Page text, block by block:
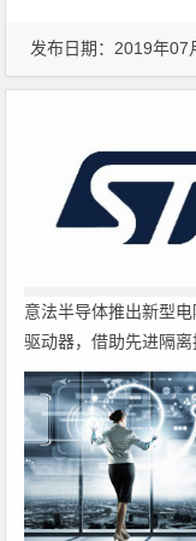
发布日期：2019年
意法半导体推出新型
驱动器，借助先进隔
电源设计